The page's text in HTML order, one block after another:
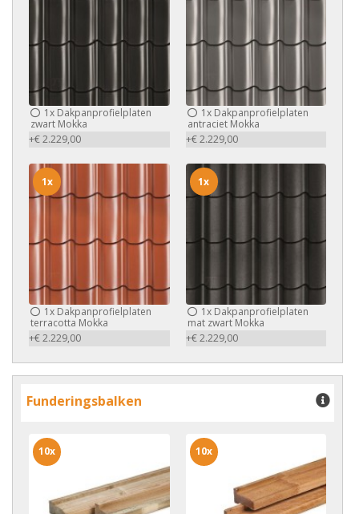
1x Dakpanprofielplaten
zwart Mokka
+€ 2.229,00
1xDakpanprofielplaten
antraciet Mokka
+€ 2.229,00
1x Dakpanprofielplaten
terracotta Mokka
+€ 2.229,00
1x
1xDakpanprofielplaten
mat zwart Mokka
+€ 2.229,00
1x
Funderingsbalken
10x 10x